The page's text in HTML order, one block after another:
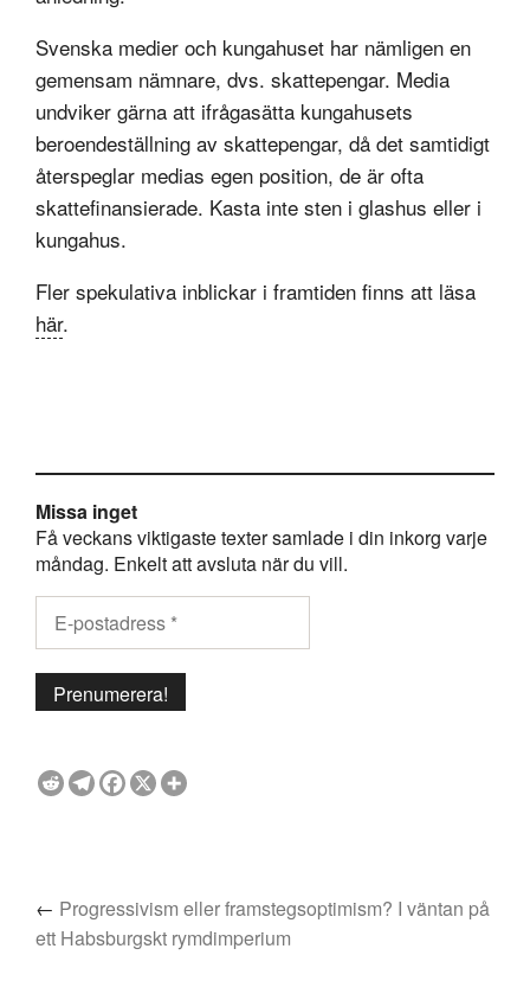
Svenska medier och kungahuset har nämligen en
gemensam nämnare, dvs. skattepengar. Media
undviker gärna att ifrågasätta kungahusets
beroendeställning av skattepengar, då det samtidigt
återspeglar medias egen position, de är ofta
skattefinansierade. Kasta inte sten i glashus eller i
kungahus.
Fler spekulativa inblickar i framtiden finns att läsa
här.
Missa inget
Få veckans viktigaste texter samlade i din inkorg varje
måndag. Enkelt att avsluta när du vill.
← Progressivism eller framstegsoptimism? I väntan på
ett Habsburgskt rymdimperium